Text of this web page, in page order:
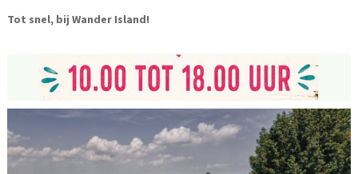
Tot snel, bij Wander Island!